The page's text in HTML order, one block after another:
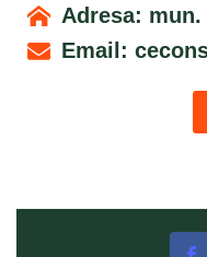
Adresa:
Email: